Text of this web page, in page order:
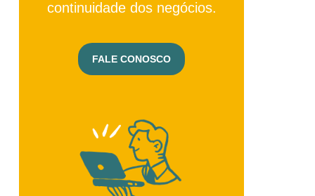
continuidade dos negócios.
FALE CONOSCO